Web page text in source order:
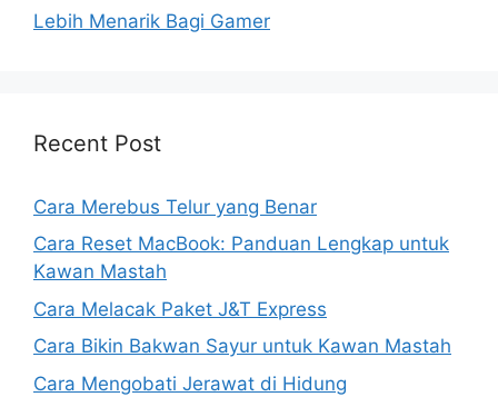
Lebih Menarik Bagi Gamer
Recent Post
Cara Merebus Telur yang Benar
Cara Reset MacBook: Panduan Lengkap untuk
Kawan Mastah
Cara Melacak Paket J&T Express
Cara Bikin Bakwan Sayur untuk Kawan Mastah
Cara Mengobati Jerawat di Hidung